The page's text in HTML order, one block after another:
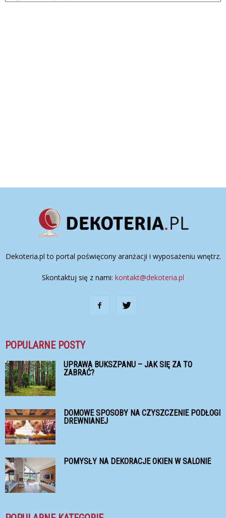
Dekoteria.pl to portal poświęcony aranżacji i wyposażeniu wnętrz.
Skontaktuj się z nami: kontakt@dekoteria.pl
POPULARNE POSTY
UPRAWA BUKSZPANU – JAK SIĘ ZA TO
ZABRAĆ?
DOMOWE SPOSOBY NA CZYSZCZENIE PODŁOGI
DREWNIANEJ
POMYSŁY NA DEKORACJE OKIEN W SALONIE